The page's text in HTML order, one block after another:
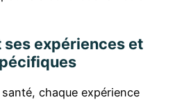
expériences et
chaque expérience